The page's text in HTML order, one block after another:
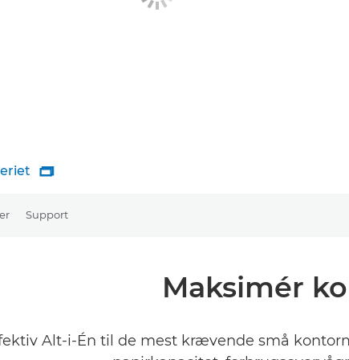

Support
Maksimér
Alt-i-Én til de mest krævende små